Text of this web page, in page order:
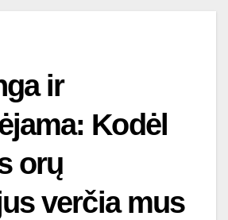
ir
Kodėl
orų
verčia mus